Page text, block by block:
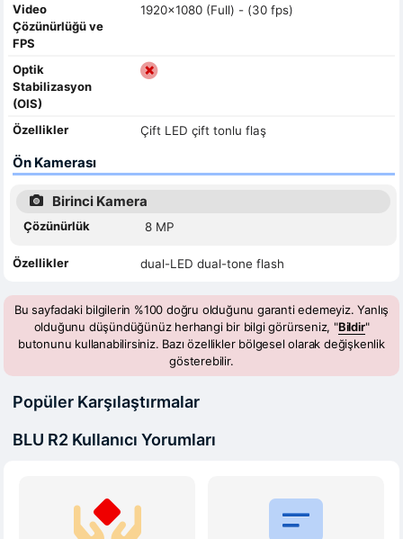
Video
Çözünürlüğü ve
FPS
1920x1080 (Full) - (30 fps)
Optik
Stabilizasyon
(OIS)
Özellikler
Çift LED çift tonlu flaş
Ön Kamerası
Birinci Kamera
Çözünürlük 8 MP
Özellikler dual-LED dual-tone flash
Bu sayfadaki bilgilerin %100 doğru olduğunu garanti edemeyiz. Yanlış
olduğunu düşündüğünüz herhangi bir bilgi görürseniz, "Bildir"
butonunu kullanabilirsiniz. Bazı özellikler bölgesel olarak değişkenlik
gösterebilir.
Popüler Karşılaştırmalar
BLU R2 Kullanıcı Yorumları